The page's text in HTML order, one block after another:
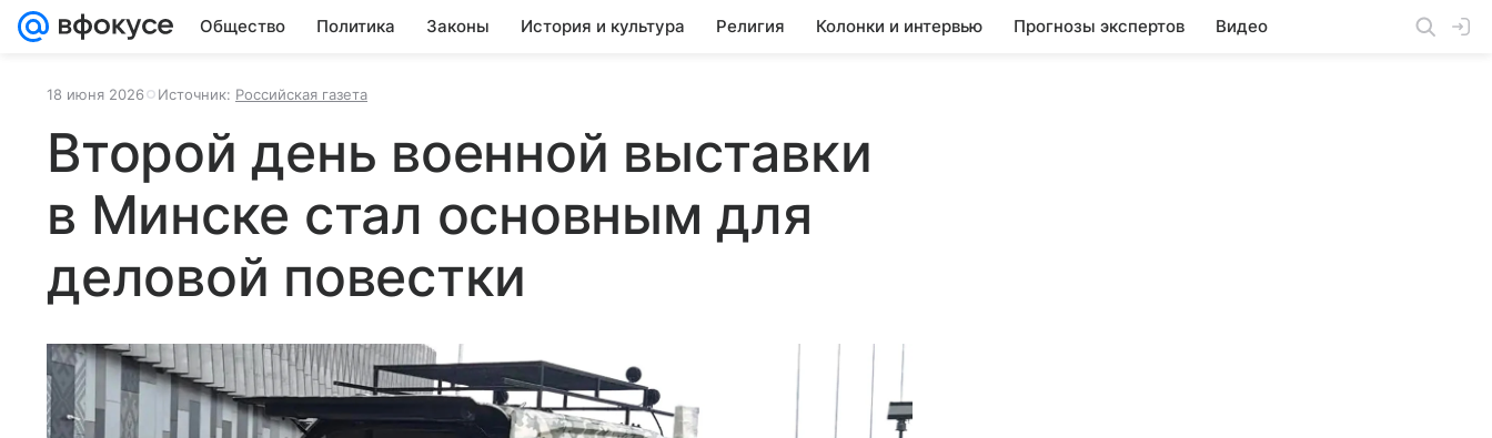
Общество Политика Законы История и культура Религия Колонки и интервью Прогнозы экспертов Видео
18 июня 2026 Источник: Российская газета
Второй день военной выставки
в Минске стал основным для
деловой повестки